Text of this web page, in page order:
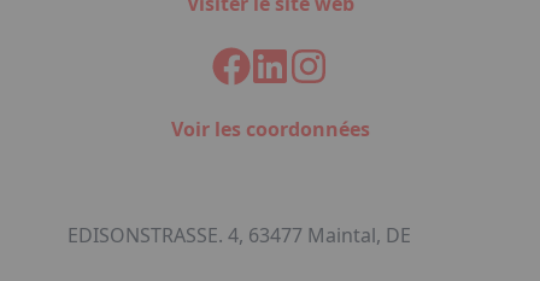
Voir les coordonnées
EDISONSTRASSE. 4, 63477 Maintal, DE